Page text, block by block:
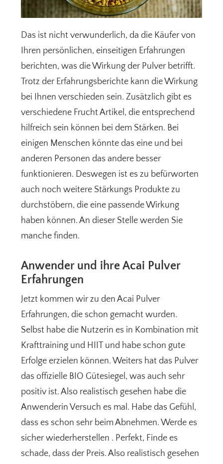
Das ist nicht verwunderlich, da die Käufer von
Ihren persönlichen, einseitigen Erfahrungen
berichten, was die Wirkung der Pulver betrifft.
Trotz der Erfahrungsberichte kann die Wirkung
bei Ihnen verschieden sein. Zusätzlich gibt es
verschiedene Frucht Artikel, die entsprechend
hilfreich sein können bei dem Stärken. Bei
einigen Menschen könnte das eine und bei
anderen Personen das andere besser
funktionieren. Deswegen ist es zu befürworten
auch noch weitere Stärkungs Produkte zu
durchstöbern, die eine passende Wirkung
haben können. An dieser Stelle werden Sie
manche finden.
Anwender und ihre Acai Pulver
Erfahrungen
Jetzt kommen wir zu den Acai Pulver
Erfahrungen, die schon gemacht wurden.
Selbst habe die Nutzerin es in Kombination mit
Krafttraining und HIIT und habe schon gute
Erfolge erzielen können. Weiters hat das Pulver
das offizielle BIO Gütesiegel, was auch sehr
positiv ist. Also realistisch gesehen habe die
Anwenderin Versuch es mal. Habe das Gefühl,
dass es schon sehr beim Abnehmen. Werde es
sicher wiederherstellen . Perfekt, Finde es
schade, dass der Preis. Also realistisch gesehen